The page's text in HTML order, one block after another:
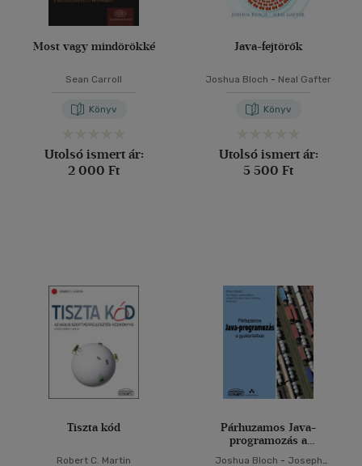
Most vagy mindörökké
Sean Carroll
Könyv
Utolsó ismert ár:
2 000 Ft
Java-fejtörők
Joshua Bloch - Neal Gafter
Könyv
Utolsó ismert ár:
5 500 Ft
Tiszta kód
Robert C. Martin
Párhuzamos Java-
programozás a
Joshua Bloch - Joseph